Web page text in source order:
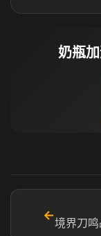
奶瓶
←
境界刀